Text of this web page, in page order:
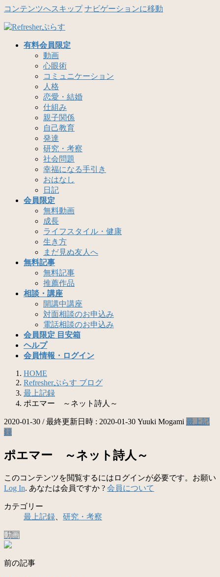
コンテンツへスキップ ナビゲーションに移動
有料会員限定
動画
心眼術
コミュニケーション
人格
恋愛・結婚
仕組み
親子関係
自己教育
発達
研究・考察
社会問題
幸福になる手引き
おはなし
日記
会員限定
無料動画
成長
ライフスタイル・健康
生き方
まだ見ぬ友人へ
無料記事
無料記事
推薦作品
相談・講座
開講中講座
対面相談のお申込み
電話相談のお申込み
会員限定 目安箱
ヘルプ
会員情報・ログイン
HOME
Refresherぷらす ブログ
最上記録
ポエマー ～ネット詩人～
2020-01-30 / 最終更新日時 : 2020-01-30 Yuuki Mogami 最上記
録
ポエマー ～ネット詩人～
このコンテンツを閲覧するにはログインが必要です。お願い
Log In. あなたは会員ですか ? 会員について
カテゴリー
最上記録
研究・考察
動画
前の記事